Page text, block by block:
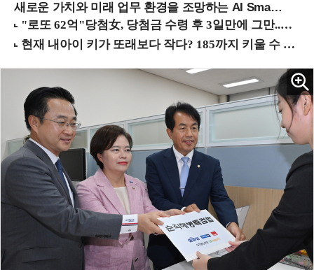
새로운 가치와 미래 업무 환경을 조망하는 AI Smart Work Summit 2026 (9/11 코엑스)